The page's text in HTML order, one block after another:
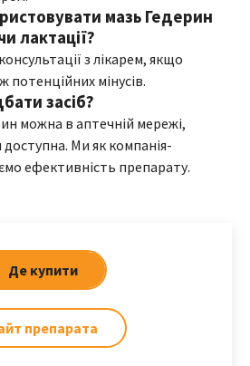
мазь Гедерин
лактації?
з лікарем, якщо
потенційних мінусів.
засіб?
можна в аптечній мережі,
доступна. Ми як компанія-
ефективність препарату.
Де купити
препарата